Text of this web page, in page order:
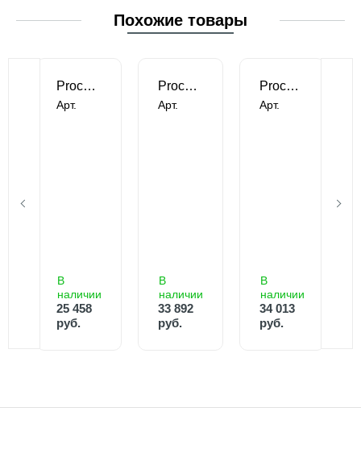
Похожие товары
25 458
руб.
Procon 1 серия на хомуте
Арт.
В
наличии
25 458
руб.
33 892
руб.
Procon 1 серия на фланцах
Арт.
В
наличии
33 892
руб.
Procon 1 серия спецверсия
Арт.
В
наличии
34 013
руб.